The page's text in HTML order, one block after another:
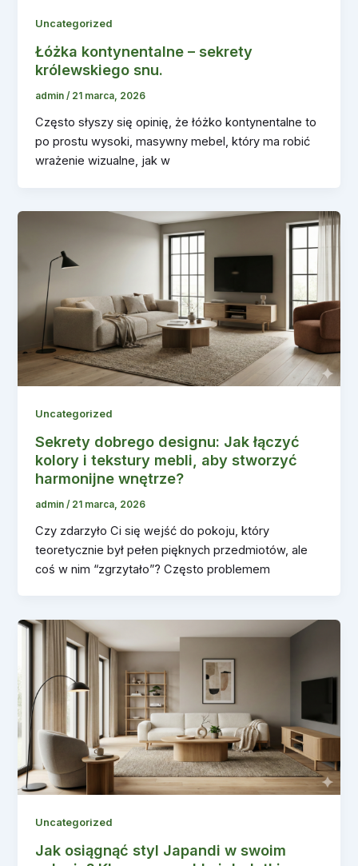
Uncategorized
Łóżka kontynentalne – sekrety
królewskiego snu.
admin/ 21 marca, 2026
Często słyszy się opinię, że łóżko kontynentalne to
po prostu wysoki, masywny mebel, który ma robić
wrażenie wizualne, jak w
Uncategorized
Sekrety dobrego designu: Jak łączyć
kolory i tekstury mebli, aby stworzyć
harmonijne wnętrze?
admin/ 21 marca, 2026
Czy zdarzyło Ci się wejść do pokoju, który
teoretycznie był pełen pięknych przedmiotów, ale
coś w nim “zgrzytało”? Często problemem
Uncategorized
Jak osiągnąć styl Japandi w swoim